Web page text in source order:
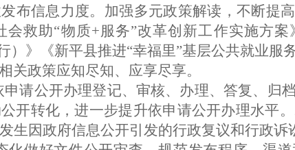
布信息力度。加强多元政策解读，不断提
会救助“物质+服务”改革创新工作实施方
）》《新平县推进“幸福里”基层公共就业服
关政策应知尽知、应享尽享。
申请公开办理登记、审核、办理、答复、归
开转化，进一步提升依申请公开办理水平。
生因政府信息公开引发的行政复议和行政诉